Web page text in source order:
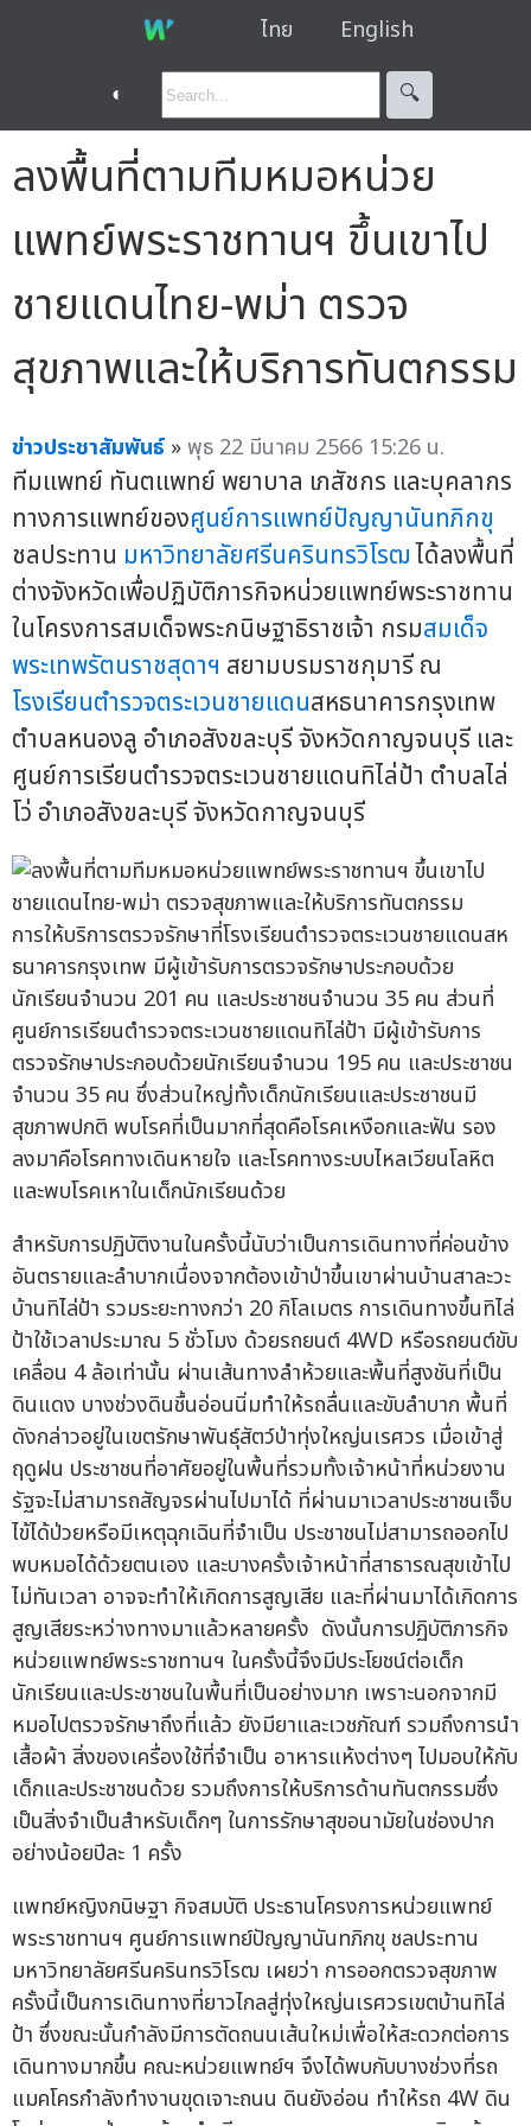
ไทย English
◐ 🔍︎
ลงพื้นที่ตามทีมหมอหน่วย
แพทย์พระราชทานฯ ขึ้นเขาไป
ชายแดนไทย-พม่า ตรวจ
สุขภาพและให้บริการทันตกรรม
ข่าวประชาสัมพันธ์ »พุธ 22 มีนาคม 2566 15:26 น.
ทีมแพทย์ ทันตแพทย์ พยาบาล เภสัชกร และบุคลากร
ทางการแพทย์ของศูนย์การแพทย์ปัญญานันทภิกขุ
ชลประทาน มหาวิทยาลัยศรีนครินทรวิโรฒได้ลงพื้นที่
ต่างจังหวัดเพื่อปฏิบัติภารกิจหน่วยแพทย์พระราชทาน
ในโครงการสมเด็จพระกนิษฐาธิราชเจ้า กรมสมเด็จ
พระเทพรัตนราชสุดาฯ สยามบรมราชกุมารี ณ
โรงเรียนตำรวจตระเวนชายแดนสหธนาคารกรุงเทพ
ตำบลหนองลู อำเภอสังขละบุรี จังหวัดกาญจนบุรี และ
ศูนย์การเรียนตำรวจตระเวนชายแดนทิไล่ป้า ตำบลไล่
โว่ อำเภอสังขละบุรี จังหวัดกาญจนบุรี
การให้บริการตรวจรักษาที่โรงเรียนตำรวจตระเวนชายแดนสห
ธนาคารกรุงเทพ มีผู้เข้ารับการตรวจรักษาประกอบด้วย
นักเรียนจำนวน 201 คน และประชาชนจำนวน 35 คน ส่วนที่
ศูนย์การเรียนตำรวจตระเวนชายแดนทิไล่ป้า มีผู้เข้ารับการ
ตรวจรักษาประกอบด้วยนักเรียนจำนวน 195 คน และประชาชน
จำนวน 35 คน ซึ่งส่วนใหญ่ทั้งเด็กนักเรียนและประชาชนมี
สุขภาพปกติ พบโรคที่เป็นมากที่สุดคือโรคเหงือกและฟัน รอง
ลงมาคือโรคทางเดินหายใจ และโรคทางระบบไหลเวียนโลหิต
และพบโรคเหาในเด็กนักเรียนด้วย
สำหรับการปฏิบัติงานในครั้งนี้นับว่าเป็นการเดินทางที่ค่อนข้าง
อันตรายและลำบากเนื่องจากต้องเข้าป่าขึ้นเขาผ่านบ้านสาละวะ
บ้านทิไล่ป้า รวมระยะทางกว่า 20 กิโลเมตร การเดินทางขึ้นทิไล่
ป้าใช้เวลาประมาณ 5 ชั่วโมง ด้วยรถยนต์ 4WD หรือรถยนต์ขับ
เคลื่อน 4 ล้อเท่านั้น ผ่านเส้นทางลำห้วยและพื้นที่สูงชันที่เป็น
ดินแดง บางช่วงดินชื้นอ่อนนิ่มทำให้รถลื่นและขับลำบาก พื้นที่
ดังกล่าวอยู่ในเขตรักษาพันธุ์สัตว์ป่าทุ่งใหญ่นเรศวร เมื่อเข้าสู่
ฤดูฝน ประชาชนที่อาศัยอยู่ในพื้นที่รวมทั้งเจ้าหน้าที่หน่วยงาน
รัฐจะไม่สามารถสัญจรผ่านไปมาได้ ที่ผ่านมาเวลาประชาชนเจ็บ
ไข้ได้ป่วยหรือมีเหตุฉุกเฉินที่จำเป็น ประชาชนไม่สามารถออกไป
พบหมอได้ด้วยตนเอง และบางครั้งเจ้าหน้าที่สาธารณสุขเข้าไป
ไม่ทันเวลา อาจจะทำให้เกิดการสูญเสีย และที่ผ่านมาได้เกิดการ
สูญเสียระหว่างทางมาแล้วหลายครั้ง ดังนั้นการปฏิบัติภารกิจ
หน่วยแพทย์พระราชทานฯ ในครั้งนี้จึงมีประโยชน์ต่อเด็ก
นักเรียนและประชาชนในพื้นที่เป็นอย่างมาก เพราะนอกจากมี
หมอไปตรวจรักษาถึงที่แล้ว ยังมียาและเวชภัณฑ์ รวมถึงการนำ
เสื้อผ้า สิ่งของเครื่องใช้ที่จำเป็น อาหารแห้งต่างๆ ไปมอบให้กับ
เด็กและประชาชนด้วย รวมถึงการให้บริการด้านทันตกรรมซึ่ง
เป็นสิ่งจำเป็นสำหรับเด็กๆ ในการรักษาสุขอนามัยในช่องปาก
อย่างน้อยปีละ 1 ครั้ง
แพทย์หญิงกนิษฐา กิจสมบัติ ประธานโครงการหน่วยแพทย์
พระราชทานฯ ศูนย์การแพทย์ปัญญานันทภิกขุ ชลประทาน
มหาวิทยาลัยศรีนครินทรวิโรฒ เผยว่า การออกตรวจสุขภาพ
ครั้งนี้เป็นการเดินทางที่ยาวไกลสู่ทุ่งใหญ่นเรศวรเขตบ้านทิไล่
ป้า ซึ่งขณะนั้นกำลังมีการตัดถนนเส้นใหม่เพื่อให้สะดวกต่อการ
เดินทางมากขึ้น คณะหน่วยแพทย์ฯ จึงได้พบกับบางช่วงที่รถ
แมคโครกำลังทำงานขุดเจาะถนน ดินยังอ่อน ทำให้รถ 4W ดิน